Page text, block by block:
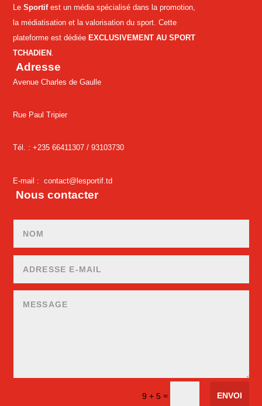
LeSportifest un média spécialisé dans la promotion,
la médiatisation et la valorisation du sport. Cette
plateforme est dédiéeEXCLUSIVEMENT AU SPORT
TCHADIEN
Adresse
Avenue Charles de Gaulle
Rue Paul Tripier
Tél. : +235 66411307 /93103730
E-mail :contact@lesportif.td
Nous contacter
9 + 5= ENVOI